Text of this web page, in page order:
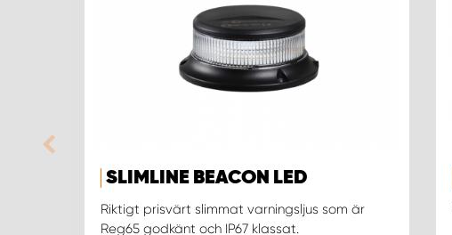
SLIMLINE BEACON LED
Riktigt prisvärt slimmat varningsljus som är
Reg65 godkänt och IP67 klassat.